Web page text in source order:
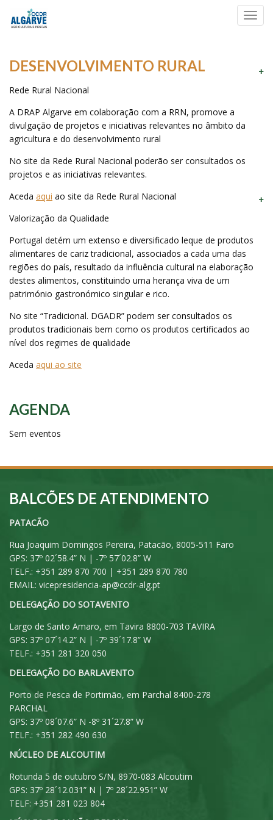
DESENVOLVIMENTO RURAL
Rede Rural Nacional
A DRAP Algarve em colaboração com a RRN, promove a
divulgação de projetos e iniciativas relevantes no âmbito da
agricultura e do desenvolvimento rural
No site da Rede Rural Nacional poderão ser consultados os
projetos e as iniciativas relevantes.
Aceda aqui ao site da Rede Rural Nacional
Valorização da Qualidade
Portugal detém um extenso e diversificado leque de produtos
alimentares de cariz tradicional, associados a cada uma das
regiões do país, resultado da influência cultural na elaboração
destes alimentos, constituindo uma herança viva de um
património gastronómico singular e rico.
No site “Tradicional. DGADR” podem ser consultados os
produtos tradicionais bem como os produtos certificados ao
nível dos regimes de qualidade
Aceda aqui ao site
AGENDA
Sem eventos
BALCÕES DE ATENDIMENTO
PATACÃO
Rua Joaquim Domingos Pereira, Patacão, 8005-511 Faro
GPS: 37º 02´58.4” N | -7º 57´02.8” W
TELF.: +351 289 870 700 | +351 289 870 780
EMAIL: vicepresidencia-ap@ccdr-alg.pt
DELEGAÇÃO DO SOTAVENTO
Largo de Santo Amaro, em Tavira 8800-703 TAVIRA
GPS: 37º 07´14.2” N | -7º 39´17.8” W
TELF.: +351 281 320 050
DELEGAÇÃO DO BARLAVENTO
Porto de Pesca de Portimão, em Parchal 8400-278
PARCHAL
GPS: 37º 08´07.6” N -8º 31´27.8” W
TELF.: +351 282 490 630
NÚCLEO DE ALCOUTIM
Rotunda 5 de outubro S/N, 8970-083 Alcoutim
GPS: 37º 28´12.031” N | 7º 28´22.951” W
TELF: +351 281 023 804